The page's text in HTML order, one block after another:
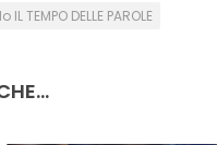
TEMPO DELLE PAROLE